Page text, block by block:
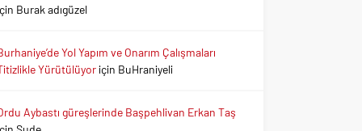
Burak adıgüzel
Yol Yapım ve Onarım Çalışmaları
Yürütülüyoriçin BuHraniyeli
Aybastı güreşlerinde Başpehlivan Erkan Taş